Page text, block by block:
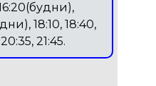
18:10, 18:40,
21:45.